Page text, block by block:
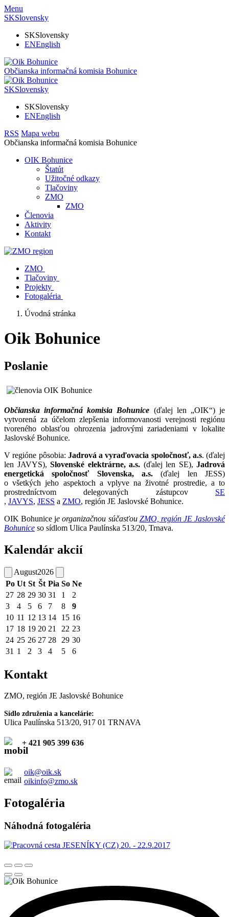
Menu
SKSlovensky
SKSlovensky
ENEnglish
Občianska informačná komisia Bohunice
SKSlovensky
SKSlovensky
ENEnglish
RSS Mapa webu
Občianska informačná komisia Bohunice
OIK Bohunice
Štatút
Užitočné odkazy
Tlačoviny
ZMO
ZMO
Členovia
Aktivity
Kontakt
ZMO
Tlačoviny
Projekty
Fotogaléria
Úvodná stránka
Oik Bohunice
Poslanie
Občianska informačná komisia Bohunice (ďalej len „OIK“) je
vytvorená za účelom zlepšenia informovanosti verejnosti regiónu
tvoreného oblasťou ohrozenia jadrovými zariadeniami v lokalite
Jaslovské Bohunice.
V regióne pôsobia: Jadrová a vyraďovacia spoločnosť, a.s. (ďalej
len JAVYS), Slovenské elektrárne, a.s. (ďalej len SE), Jadrová
energetická spoločnosť Slovenska, a.s. (ďalej len JESS)
o všetkých jeho aspektoch a vplyve na životné prostredie, a to
prostredníctvom delegovaných zástupcov SE
, JAVYS, JESS a ZMO, región JE Jaslovské Bohunice.
OIK Bohunice je organizačnou súčasťou ZMO, región JE Jaslovské
Bohunice so sídlom Ulica Paulínska 513/20, Trnava.
Kalendár akcií
August2026
Po Ut St Št Pia So Ne
27 28 29 30 31 1
2
3
4 5 6 7 8
9
10 11 12 13 14 15 16
17 18 19 20 21 22 23
24 25 26 27 28 29 30
31 1 2 3 4 5 6
Kontakt
ZMO, región JE Jaslovské Bohunice
Sídlo združenia a kancelárie:
Ulica Paulínska 513/20, 917 01 TRNAVA
+ 421 905 399 636
oik@oik.sk
oikinfo@zmo.sk
Fotogaléria
Náhodná fotogaléria